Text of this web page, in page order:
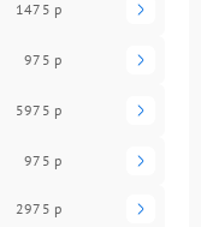
1475 р
975 р
5975 р
975 р
2975 р